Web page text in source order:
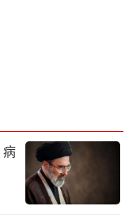
个月，辗转上
市，走访群众
份，形成案卷5
的黑社会性质犯